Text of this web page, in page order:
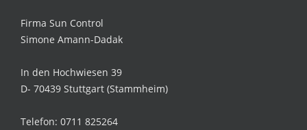
Firma Sun Control
Simone Amann-Dadak
In den Hochwiesen 39
D- 70439 Stuttgart (Stammheim)
Telefon: 0711 825264